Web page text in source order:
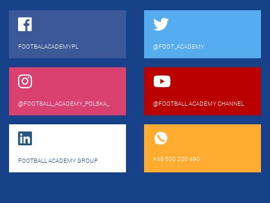
FOOTBALACADEMYPL @FOOT_ACADEMY
@FOOTBALL_ACADEMY_POLSKA_ @FOOTBALL ACADEMY CHANNEL
FOOTBALL ACADEMY GROUP +48 500 200 490